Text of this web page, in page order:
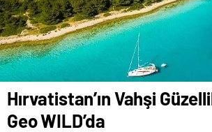
Hırvatistan’ın Vahşi
Geo WILD’da